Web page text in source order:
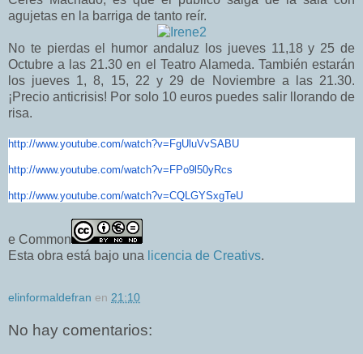
agujetas en la barriga de tanto reír.
No te pierdas el humor andaluz los jueves 11,18 y 25 de
Octubre a las 21.30 en el Teatro Alameda. También estarán
los jueves 1, 8, 15, 22 y 29 de Noviembre a las 21.30.
¡Precio anticrisis! Por solo 10 euros puedes salir llorando de
risa.
http://www.youtube.com/watch?v=FgUluVvSABU
http://www.youtube.com/watch?v=FPo9l50yRcs
http://www.youtube.com/watch?v=CQLGYSxgTeU
e Common
Esta obra está bajo una licencia de Creativs.
elinformaldefran en 21:10
No hay comentarios: